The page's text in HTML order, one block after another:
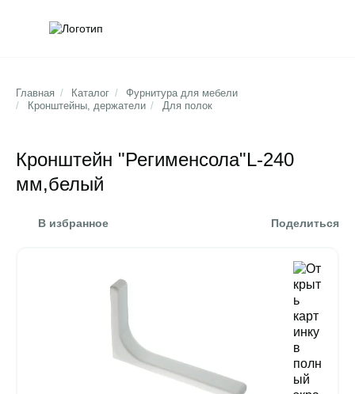
Главная / Каталог /
Фурнитура для мебели
/
Кронштейны, держатели / Для полок
Кронштейн "Регименсола"L-240
мм,белый
В избранное Поделиться